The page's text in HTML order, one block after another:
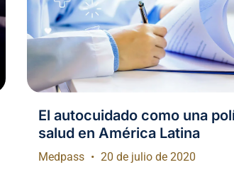
El autocuidado como una
salud en América Latina
Medpass 20 de julio de 2020